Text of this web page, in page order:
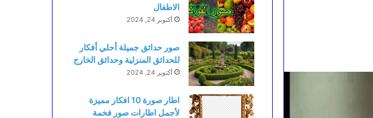
الاطفال
أكتوبر 24, 2024
صور حدائق جميلة أحلي أفكار
للحدائق المنزلية وحدائق الخارج
أكتوبر 24, 2024
اطار صورة 10 افكار مميزة
لأجمل اطارات صور فخمة